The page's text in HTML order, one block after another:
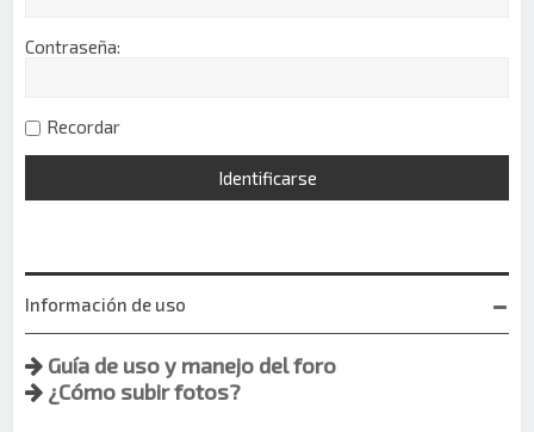
Contraseña:
Recordar
Información de uso
Guía de uso y manejo del foro
¿Cómo subir fotos?